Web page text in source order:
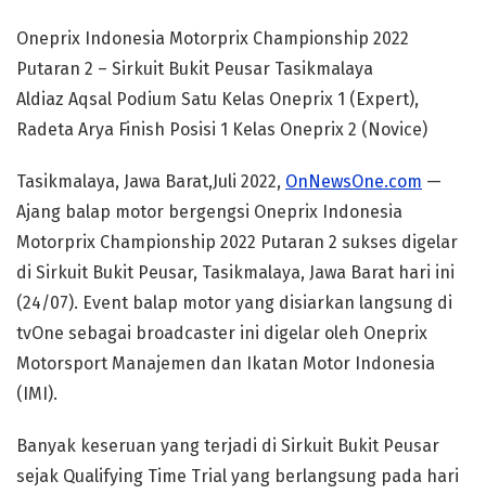
Oneprix Indonesia Motorprix Championship 2022
Putaran 2 – Sirkuit Bukit Peusar Tasikmalaya
Aldiaz Aqsal Podium Satu Kelas Oneprix 1 (Expert),
Radeta Arya Finish Posisi 1 Kelas Oneprix 2 (Novice)
Tasikmalaya, Jawa Barat,Juli 2022, OnNewsOne.com —
Ajang balap motor bergengsi Oneprix Indonesia
Motorprix Championship 2022 Putaran 2 sukses digelar
di Sirkuit Bukit Peusar, Tasikmalaya, Jawa Barat hari ini
(24/07). Event balap motor yang disiarkan langsung di
tvOne sebagai broadcaster ini digelar oleh Oneprix
Motorsport Manajemen dan Ikatan Motor Indonesia
(IMI).
Banyak keseruan yang terjadi di Sirkuit Bukit Peusar
sejak Qualifying Time Trial yang berlangsung pada hari